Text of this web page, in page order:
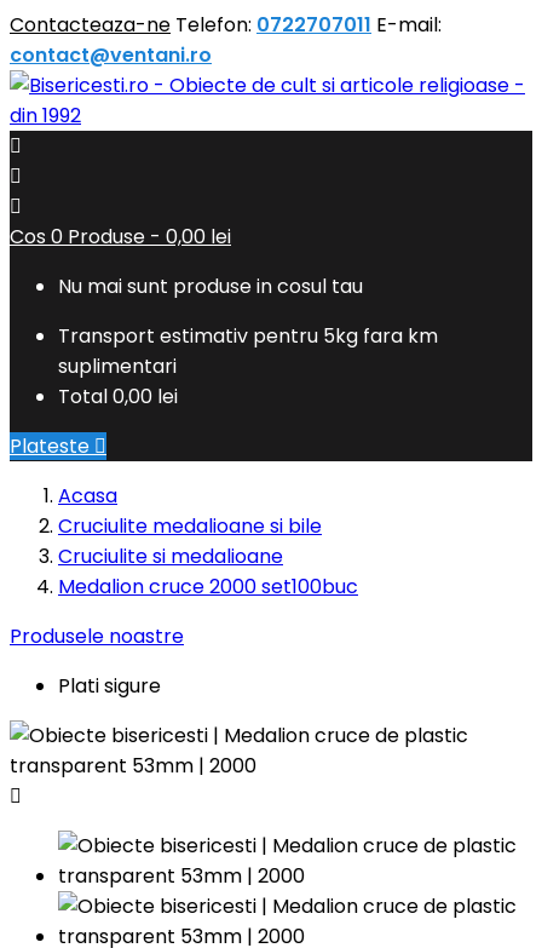
Contacteaza-ne Telefon: 0722707011 E-mail:
contact@ventani.ro



Cos 0 Produse - 0,00 lei
Nu mai sunt produse in cosul tau
Transport estimativ pentru 5kg fara km
suplimentari
Total0,00 lei
Plateste 
Acasa
Cruciulite medalioane si bile
Cruciulite si medalioane
Medalion cruce 2000 set100buc
Produsele noastre
Plati sigure
